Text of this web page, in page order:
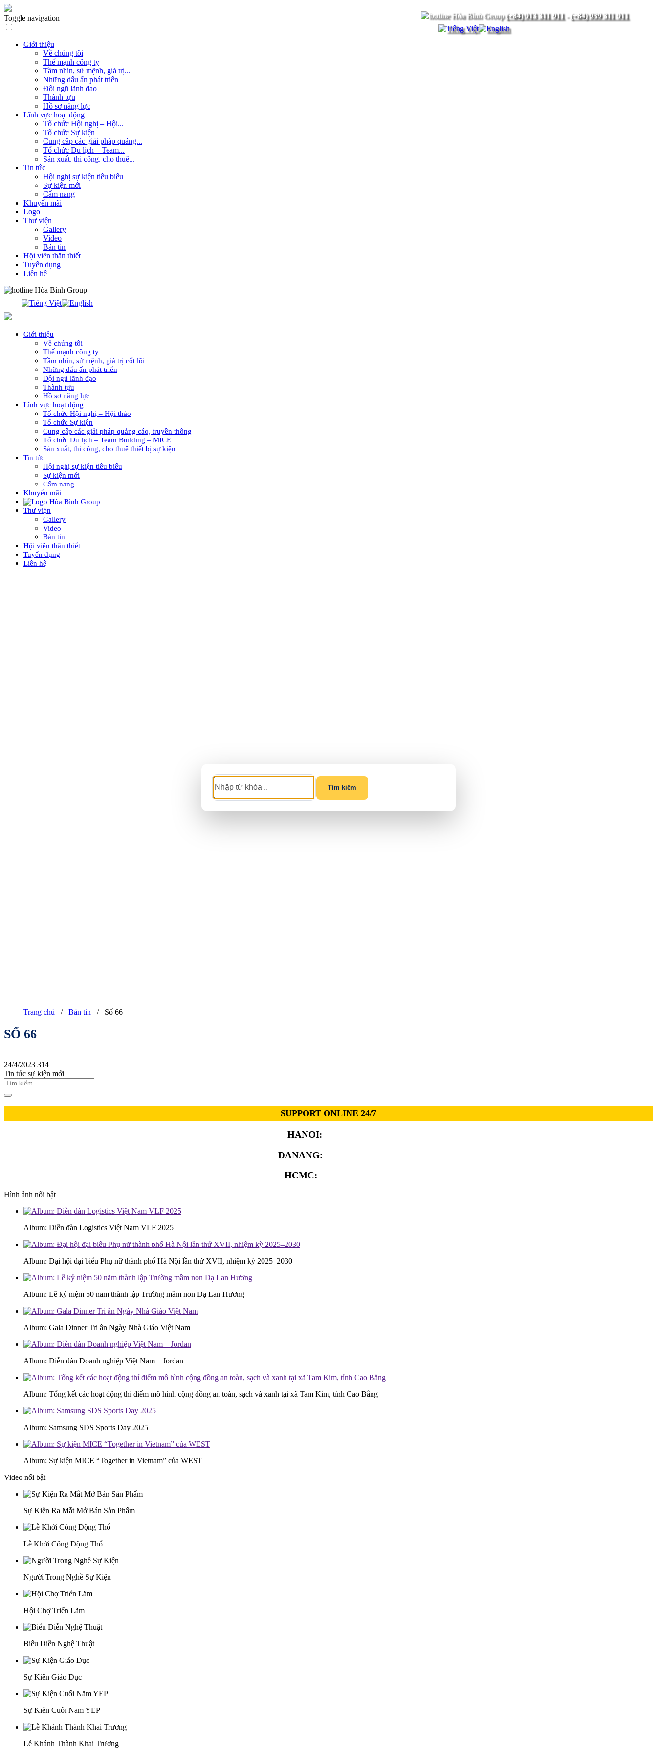
(+84) 913 311 911- (+84) 939 311 911
Toggle navigation
Giới thiệu
Về chúng tôi
Thế mạnh công ty
Tầm nhìn, sứ mệnh, giá trị...
Những dấu ấn phát triển
Đội ngũ lãnh đạo
Thành tựu
Hồ sơ năng lực
Lĩnh vực hoạt động
Tổ chức Hội nghị – Hội...
Tổ chức Sự kiện
Cung cấp các giải pháp quảng...
Tổ chức Du lịch – Team...
Sản xuất, thi công, cho thuê...
Tin tức
Hội nghị sự kiện tiêu biểu
Sự kiện mới
Cẩm nang
Khuyến mãi
Logo
Thư viện
Gallery
Video
Bản tin
Hội viên thân thiết
Tuyển dụng
Liên hệ
Giới thiệu
Về chúng tôi
Thế mạnh công ty
Tầm nhìn, sứ mệnh, giá trị cốt lõi
Những dấu ấn phát triển
Đội ngũ lãnh đạo
Thành tựu
Hồ sơ năng lực
Lĩnh vực hoạt động
Tổ chức Hội nghị – Hội thảo
Tổ chức Sự kiện
Cung cấp các giải pháp quảng cáo, truyền thông
Tổ chức Du lịch – Team Building – MICE
Sản xuất, thi công, cho thuê thiết bị sự kiện
Tin tức
Hội nghị sự kiện tiêu biểu
Sự kiện mới
Cẩm nang
Khuyến mãi
Thư viện
Gallery
Video
Bản tin
Hội viên thân thiết
Tuyển dụng
Liên hệ
Tìm kiếm
Trang chủ / Bản tin / Số 66
SỐ 66
24/4/2023 314
Tin tức sự kiện mới
SUPPORT ONLINE 24/7
HANOI:
DANANG:
HCMC:
Hình ảnh nổi bật
Album: Diễn đàn Logistics Việt Nam VLF 2025
Album: Đại hội đại biểu Phụ nữ thành phố Hà Nội lần thứ XVII, nhiệm kỳ 2025–2030
Album: Lễ kỷ niệm 50 năm thành lập Trường mầm non Dạ Lan Hương
Album: Gala Dinner Tri ân Ngày Nhà Giáo Việt Nam
Album: Diễn đàn Doanh nghiệp Việt Nam – Jordan
Album: Tổng kết các hoạt động thí điểm mô hình cộng đồng an toàn, sạch và xanh tại xã Tam Kim, tỉnh Cao Bằng
Album: Samsung SDS Sports Day 2025
Album: Sự kiện MICE “Together in Vietnam” của WEST
Video nổi bật
Sự Kiện Ra Mắt Mở Bán Sản Phẩm
Lễ Khởi Công Động Thổ
Người Trong Nghề Sự Kiện
Hội Chợ Triển Lãm
Biểu Diễn Nghệ Thuật
Sự Kiện Giáo Dục
Sự Kiện Cuối Năm YEP
Lễ Khánh Thành Khai Trương